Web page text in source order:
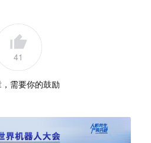
41
需要你的鼓励